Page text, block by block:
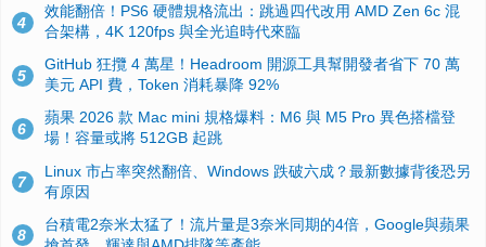
4
效能翻倍！PS6 硬體規格流出：跳過四代改用 AMD Zen 6c 混
合架構，4K 120fps 與全光追時代來臨
5
GitHub 狂攬 4 萬星！Headroom 開源工具幫開發者省下 70 萬
美元 API 費，Token 消耗暴降 92%
6
蘋果 2026 款 Mac mini 規格爆料：M6 與 M5 Pro 異色搭檔登
場！容量或將 512GB 起跳
7
Linux 市占率突然翻倍、Windows 跌破六成？最新數據背後恐另
有原因
8
台積電2奈米太猛了！流片量是3奈米同期的4倍，Google與蘋果